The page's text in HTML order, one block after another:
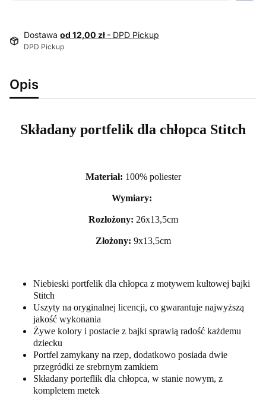
Dostawa od 12,00 zł - DPD Pickup
DPD Pickup
Opis
Składany portfelik dla chłopca Stitch
Materiał: 100% poliester
Wymiary:
Rozłożony: 26x13,5cm
Złożony: 9x13,5cm
Niebieski portfelik dla chłopca z motywem kultowej bajki
Stitch
Uszyty na oryginalnej licencji, co gwarantuje najwyższą
jakość wykonania
Żywe kolory i postacie z bajki sprawią radość każdemu
dziecku
Portfel zamykany na rzep, dodatkowo posiada dwie
przegródki ze srebrnym zamkiem
Składany porteflik dla chłopca, w stanie nowym, z
kompletem metek